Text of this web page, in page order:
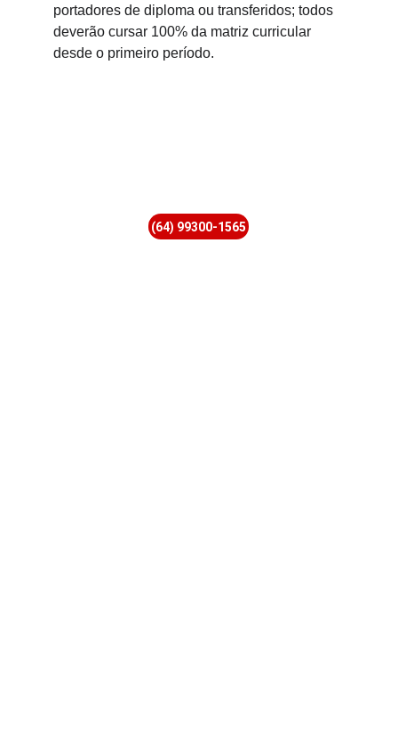
(64) 99300-1565
portadores de diploma ou transferidos; todos
deverão cursar 100% da matriz curricular
desde o primeiro período.